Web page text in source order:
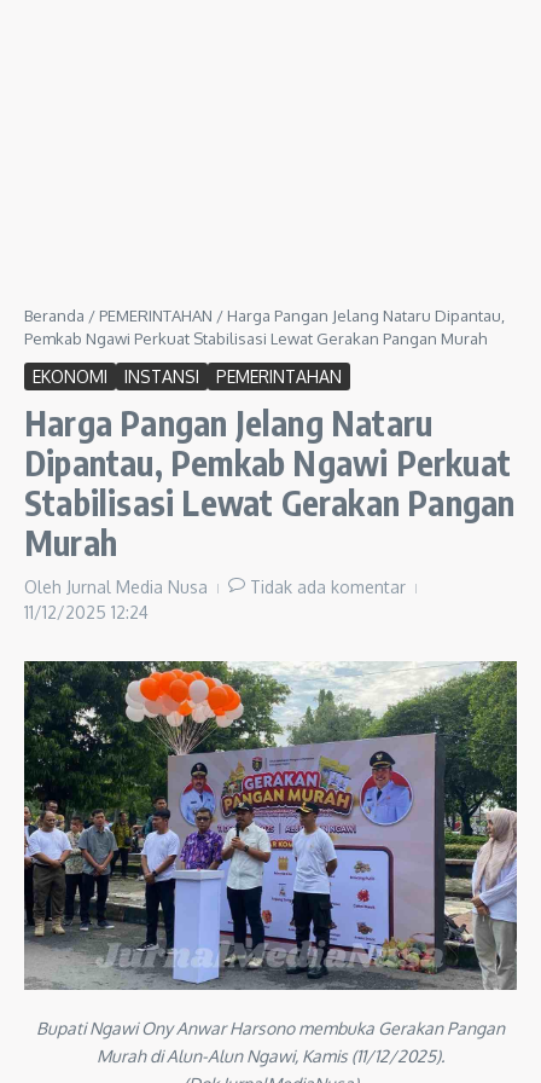
Beranda / PEMERINTAHAN / Harga Pangan Jelang Nataru Dipantau,
Pemkab Ngawi Perkuat Stabilisasi Lewat Gerakan Pangan Murah
EKONOMI INSTANSI PEMERINTAHAN
Harga Pangan Jelang Nataru
Dipantau, Pemkab Ngawi Perkuat
Stabilisasi Lewat Gerakan Pangan
Murah
Oleh Jurnal Media Nusa
Tidak ada komentar
11/12/2025 12:24
Bupati Ngawi Ony Anwar Harsono membuka Gerakan Pangan
Murah di Alun-Alun Ngawi, Kamis (11/12/2025).